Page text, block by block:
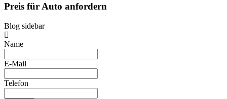
Preis für Auto anfordern
Blog sidebar
Name
E-Mail
Telefon